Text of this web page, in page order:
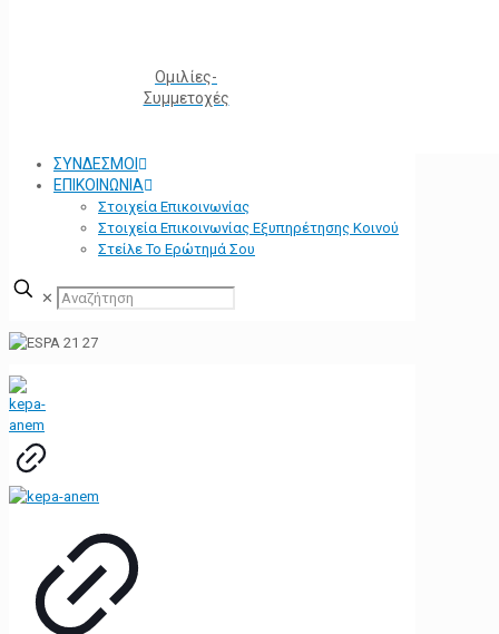
Ομιλίες-
Συμμετοχές
ΣΥΝΔΕΣΜΟΙ
ΕΠΙΚΟΙΝΩΝΙΑ
Στοιχεία Επικοινωνίας
Στοιχεία Επικοινωνίας Εξυπηρέτησης Κοινού
Στείλε Το Ερώτημά Σου
✕